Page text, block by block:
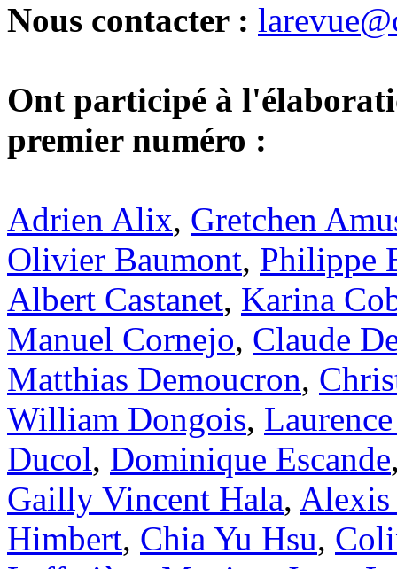
Nous contacter :
Ont participé à
premier numéro :
Adrien Alix, Gretchen
Olivier Baumont, Philippe
Albert Castanet, Karina
Manuel Cornejo, Claude
Matthias Demoucron,
William Dongois,
Ducol, Dominique Escande
Gailly Vincent Hala, Alexis
Himbert, Chia Yu Hsu,